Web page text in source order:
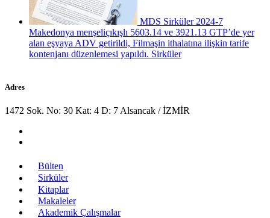
MDS Sirküler 2024-7
Makedonya menşeliçıkışlı 5603.14 ve 3921.13 GTP’de yer
alan eşyaya ADV getirildi, Filmaşin ithalatına ilişkin tarife
kontenjanı düzenlemesi yapıldı. Sirküler
Adres
1472 Sok. No: 30 Kat: 4 D: 7 Alsancak / İZMİR
Bülten
Sirküler
Kitaplar
Makaleler
Akademik Çalışmalar